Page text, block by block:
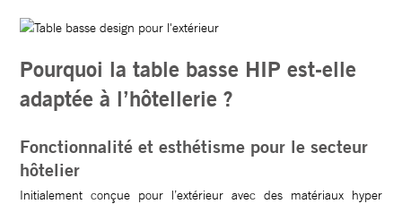
Pourquoi la table basse HIP est-elle
adaptée à l’hôtellerie ?
Fonctionnalité et esthétisme pour le secteur
hôtelier
Initialement conçue pour l’extérieur avec des matériaux hyper